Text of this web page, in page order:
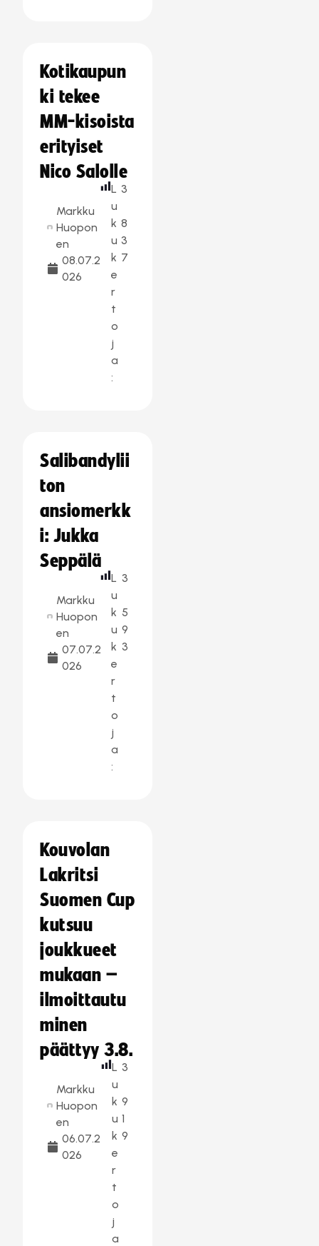
Kotikaupun
ki tekee
MM-kisoista
erityiset
Nico Salolle
Markku
Huopon
en
08.07.2
026
L
u
k
u
k
e
r
t
o
j
a
:
3
8
3
7
Salibandylii
ton
ansiomerkk
i: Jukka
Seppälä
Markku
Huopon
en
07.07.2
026
L
u
k
u
k
e
r
t
o
j
a
:
3
5
9
3
Kouvolan
Lakritsi
Suomen Cup
kutsuu
joukkueet
mukaan –
ilmoittautu
minen
päättyy 3.8.
Markku
Huopon
en
06.07.2
026
L
u
k
u
k
e
r
t
o
j
a
3
9
1
9